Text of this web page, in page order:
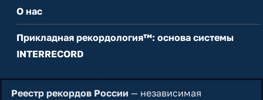
О нас
Прикладная рекордология™: основа системы
INTERRECORD
Реестр рекордов России — независимая